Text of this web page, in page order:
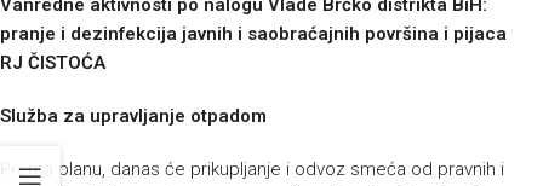
Vanredne aktivnosti po nalogu Vlade Brčko distrikta BiH:
pranje i dezinfekcija javnih i saobraćajnih površina i pijaca
RJ ČISTOĆA
Služba za upravljanje otpadom
Prema planu, danas će prikupljanje i odvoz smeća od pravnih i